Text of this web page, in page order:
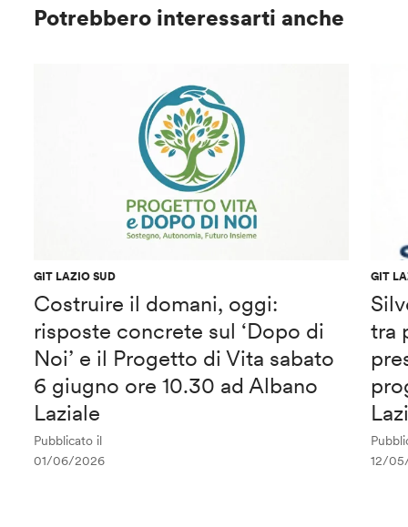
Potrebbero interessarti anche
GIT LAZIO SUD
Costruire il domani, oggi:
risposte concrete sul ‘Dopo di
Noi’ e il Progetto di Vita sabato
6 giugno ore 10.30 ad Albano
Laziale
Pubblicato il
01/06/2026
GIT
tra
12/